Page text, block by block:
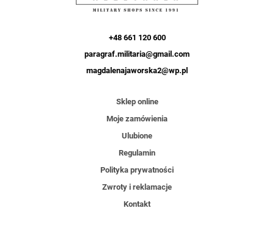
+48 661 120 600
paragraf.militaria@gmail.com
magdalenajaworska2@wp.pl
Sklep online
Moje zamówienia
Ulubione
Regulamin
Polityka prywatności
Zwroty i reklamacje
Kontakt